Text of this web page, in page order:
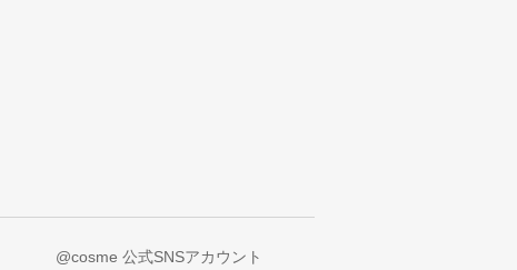
@cosme 公式SNSアカウント